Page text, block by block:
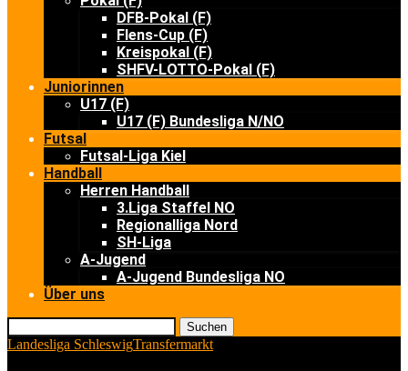
DFB-Pokal (F)
Flens-Cup (F)
Kreispokal (F)
SHFV-LOTTO-Pokal (F)
Juniorinnen
U17 (F)
U17 (F) Bundesliga N/NO
Futsal
Futsal-Liga Kiel
Handball
Herren Handball
3.Liga Staffel NO
Regionalliga Nord
SH-Liga
A-Jugend
A-Jugend Bundesliga NO
Über uns
Suchen
Landesliga SchleswigTransfermarkt